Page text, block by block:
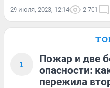
29 июля, 2023, 12:14 2 701
1
Пожар и две
опасности:
пережила